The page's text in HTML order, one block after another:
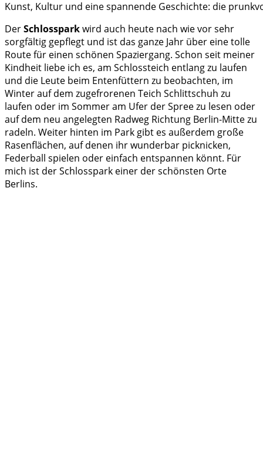
Kunst, Kultur und eine spannende Geschichte: die
DerSchlossparkwird auch heute nach wie vor sehr
sorgfältig gepflegt und ist das ganze Jahr über eine tolle
Route für einen schönen Spaziergang. Schon seit meiner
Kindheit liebe ich es, am Schlossteich entlang zu laufen
und die Leute beim Entenfüttern zu beobachten, im
Winter auf dem zugefrorenen Teich Schlittschuh zu
laufen oder im Sommer am Ufer der Spree zu lesen oder
auf dem neu angelegten Radweg Richtung Berlin-Mitte zu
radeln. Weiter hinten im Park gibt es außerdem große
Rasenflächen, auf denen ihr wunderbar picknicken,
Federball spielen oder einfach entspannen könnt. Für
mich ist der Schlosspark einer der schönsten Orte
Berlins.